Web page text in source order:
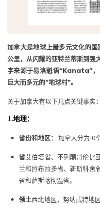
加拿大是地球上最多元文化的
公里，从闪耀的亚特兰蒂斯到强
字来源于易洛魁语“Kanata”，
巨大而多元的“地球村”。
关于加拿大有以下几点关键事实：
1.地理：
省份和地区： 加拿大分为10
省艾伯塔省、不列颠哥伦比
兰和拉布拉多省、新斯科舍
省和萨斯喀彻温省。
领土西北地区，努纳武特地